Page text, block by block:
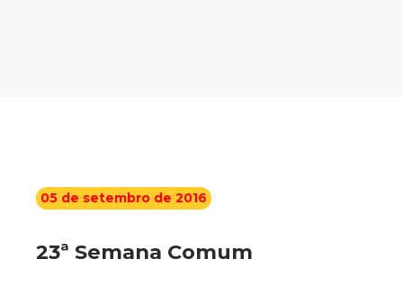
05 de setembro de 2016
23ª Semana Comum